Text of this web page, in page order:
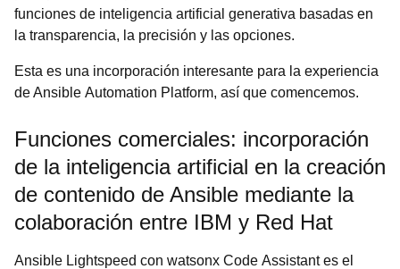
funciones de inteligencia artificial generativa basadas en
la transparencia, la precisión y las opciones.
Esta es una incorporación interesante para la experiencia
de Ansible Automation Platform, así que comencemos.
Funciones comerciales: incorporación
de la inteligencia artificial en la creación
de contenido de Ansible mediante la
colaboración entre IBM y Red Hat
Ansible Lightspeed con watsonx Code Assistant es el